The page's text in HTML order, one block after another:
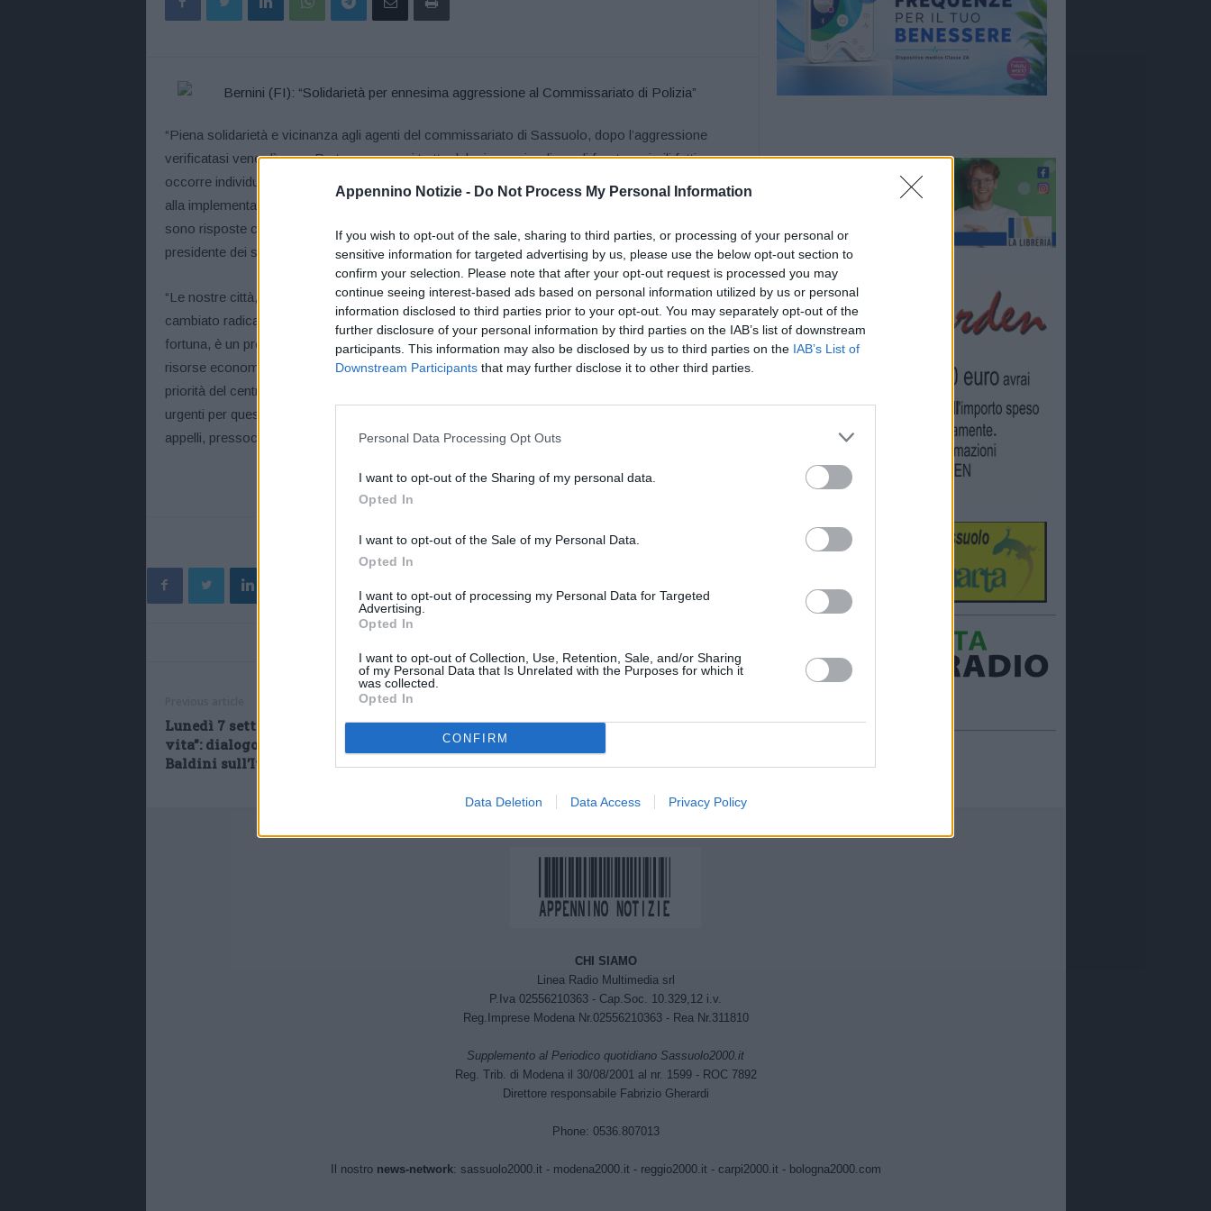
Appennino Notizie - Do Not Process My Personal Information
If you wish to opt-out of the sale, sharing to third parties, or processing of your personal or
sensitive information for targeted advertising by us, please use the below opt-out section to
confirm your selection. Please note that after your opt-out request is processed you may
continue seeing interest-based ads based on personal information utilized by us or personal
information disclosed to third parties prior to your opt-out. You may separately opt-out of the
further disclosure of your personal information by third parties on the IAB’s list of downstream
participants. This information may also be disclosed by us to third parties on the IAB’s List of
Downstream Participants that may further disclose it to other third parties.
Personal Data Processing Opt Outs
I want to opt-out of the Sharing of my personal data.
Opted In
I want to opt-out of the Sale of my Personal Data.
Opted In
I want to opt-out of processing my Personal Data for Targeted
Advertising.
Opted In
I want to opt-out of Collection, Use, Retention, Sale, and/or Sharing
of my Personal Data that Is Unrelated with the Purposes for which it
was collected.
Opted In
CONFIRM
Data Deletion Data Access Privacy Policy
“Piena solidarietà e vicinanza agli agenti del commissariato di Sassuolo, dopo l’aggressione
verificatasi venerdì sera. Purtroppo non si tratta del primo episodio e, di fronte a simili fatti,
occorre individuare soluzioni tempestive e immediate. Il potenziamento degli organici, unitamente
alla implementazione degli equipaggiamenti in dotazione agli agenti e della formazione specifica,
sono risposte che si possono e si devono dare in tempi brevi”. Così Anna Maria Bernini,
presidente dei senatori di Forza Italia.
“Le nostre città, anche i centri urbani di medie e piccole dimensioni, negli ultimi anni hanno
cambiato radicalmente volto: la presenza di irregolari, di persone che dormono in alloggi di
fortuna, è un problema drammaticamente presente ovunque e al quale si deve far fronte con
risorse economiche ed umane adeguate. Sicurezza e ordine pubblico, che sono sempre state
priorità del centrodestra al Governo – conclude Anna Maria Bernini – non sembrano essere
urgenti per questo esecutivo che continua a sottovalutare il problema nonostante le richieste e gli
appelli, pressoché quotidiani, che arrivano dai territori”.
Lunedì 7 settembre “O la corsa o la
vita”: dialogo tra Leo Turrini e Stefano
Baldini sull’Italia che riparte
Spilamberto: in possesso di due
ricettazione
CHI SIAMO
Linea Radio Multimedia srl
P.Iva 02556210363 - Cap.Soc. 10.329,12 i.v.
Reg.Imprese Modena Nr.02556210363 - Rea Nr.311810
Supplemento al Periodico quotidiano Sassuolo2000.it
Reg. Trib. di Modena il 30/08/2001 al nr. 1599 - ROC 7892
Direttore responsabile Fabrizio Gherardi
Phone: 0536.807013
Il nostro news-network: sassuolo2000.it- modena2000.it - reggio2000.it- carpi2000.it- bologna2000.com